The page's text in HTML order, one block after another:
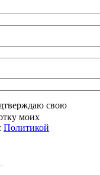
свою
моих
Политикой